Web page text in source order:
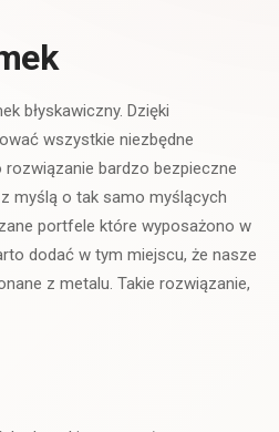
błyskawiczny. Dzięki
wszystkie niezbędne
bardzo bezpieczne
myślą o tak samo myślących
portfele które wyposażono w
dodać w tym miejscu, że nasze
z metalu. Takie rozwiązanie,